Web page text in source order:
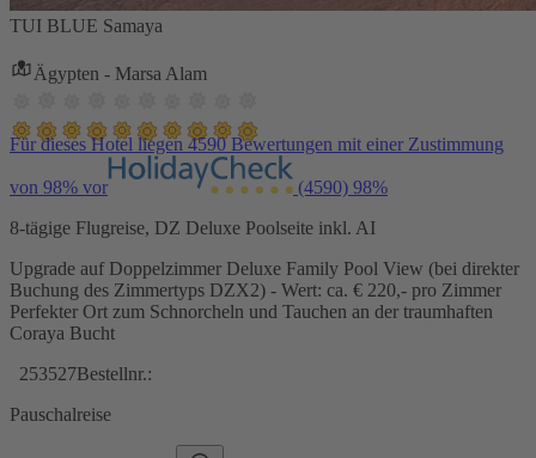
TUI BLUE Samaya
Ägypten - Marsa Alam
Für dieses Hotel liegen 4590 Bewertungen mit einer Zustimmung
von 98% vor (4590) 98%
8-tägige Flugreise, DZ Deluxe Poolseite inkl. AI
Upgrade auf Doppelzimmer Deluxe Family Pool View (bei direkter
Buchung des Zimmertyps DZX2) - Wert: ca. € 220,- pro Zimmer
Perfekter Ort zum Schnorcheln und Tauchen an der traumhaften
Coraya Bucht
253527Bestellnr.:
Pauschalreise